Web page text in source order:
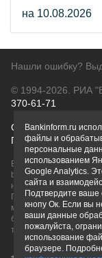
на 10.08.2026
Нашли ошибку?
© 1994-2026. РИА
370-61-71
О проектеПолитика
Правовая
Вся информация о
bankinform.ru, носит
не является
ГК РФ. Информация не
может быть изменена.
банков или при
товарные знаки
Bankinform.ru
файлы и
персональные
использованием
Google Analytics.
сайта и
Подтвердите ваше
кнопу Ок. Если вы
ваши данные
пожалуйста,
использование
браузере.